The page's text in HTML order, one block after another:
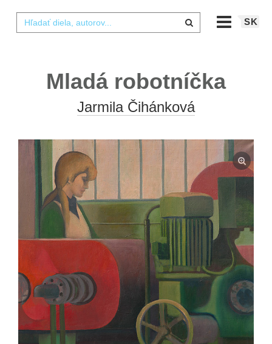
SK
Mladá robotníčka
Jarmila Čihánková